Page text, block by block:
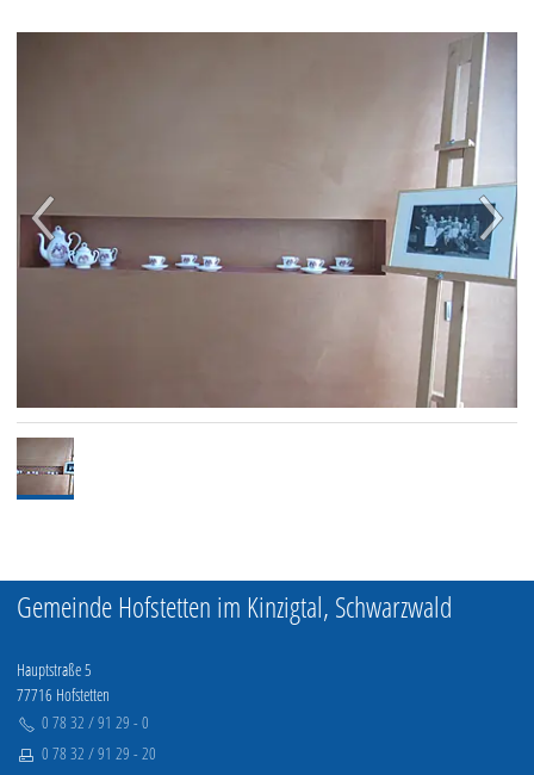
Gemeinde Hofstetten im Kinzigtal, Schwarzwald
Hauptstraße 5
77716 Hofstetten
0 78 32 / 91 29 - 0
0 78 32 / 91 29 - 20